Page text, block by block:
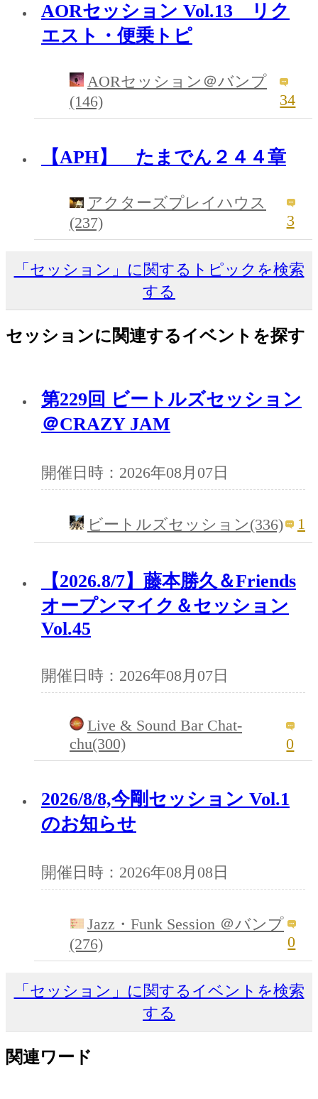
AORセッション Vol.13 リク
エスト・便乗トピ
AORセッション＠バンプ
(146)
34
【APH】 たまでん２４４章
アクターズプレイハウス
(237)
3
「セッション」に関するトピックを検索
する
セッションに関連するイベントを探す
第229回 ビートルズセッション
＠CRAZY JAM
開催日時：2026年08月07日
ビートルズセッション(336) 1
【2026.8/7】藤本勝久＆Friends
オープンマイク＆セッション
Vol.45
開催日時：2026年08月07日
Live & Sound Bar Chat-
chu(300)
0
2026/8/8,今剛セッション Vol.1
のお知らせ
開催日時：2026年08月08日
Jazz・Funk Session ＠バンプ
(276)
0
「セッション」に関するイベントを検索
する
関連ワード